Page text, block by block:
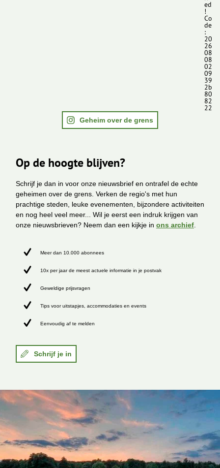
ed
!
Co
de
:
20
26
08
08
02
09
39
2b
80
82
22
Geheim over de grens
Op de hoogte blijven?
Schrijf je dan in voor onze nieuwsbrief en ontrafel de echte
geheimen over de grens. Verken de regio's met hun
prachtige steden, leuke evenementen, bijzondere activiteiten
en nog heel veel meer... Wil je eerst een indruk krijgen van
onze nieuwsbrieven? Neem dan een kijkje in ons archief.
Meer dan 10.000 abonnees
10x per jaar de meest actuele informatie in je postvak
Geweldige prijsvragen
Tips voor uitstapjes, accommodaties en events
Eenvoudig af te melden
Schrijf je in